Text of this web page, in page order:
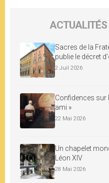
ACTUALITÉS
Sacres de la
publie le décret
2 Juil 2026
Confidences sur
ami »
22 Mai 2026
Un chapelet
Léon XIV
28 Mai 2026